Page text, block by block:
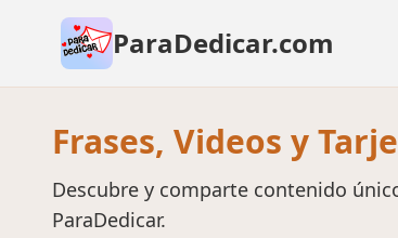
ParaDedicar.com
Frases, Videos y
Descubre y comparte contenido
ParaDedicar.